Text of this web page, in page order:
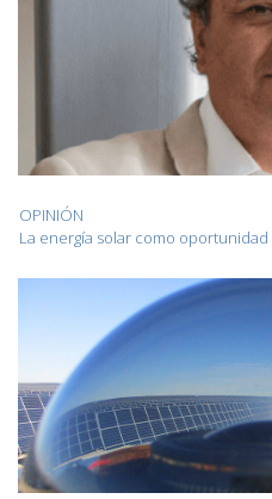
OPINIÓN
La energía solar como